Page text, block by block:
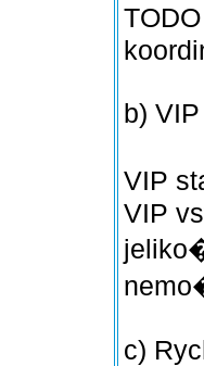
b)
VIP
VIP
c)